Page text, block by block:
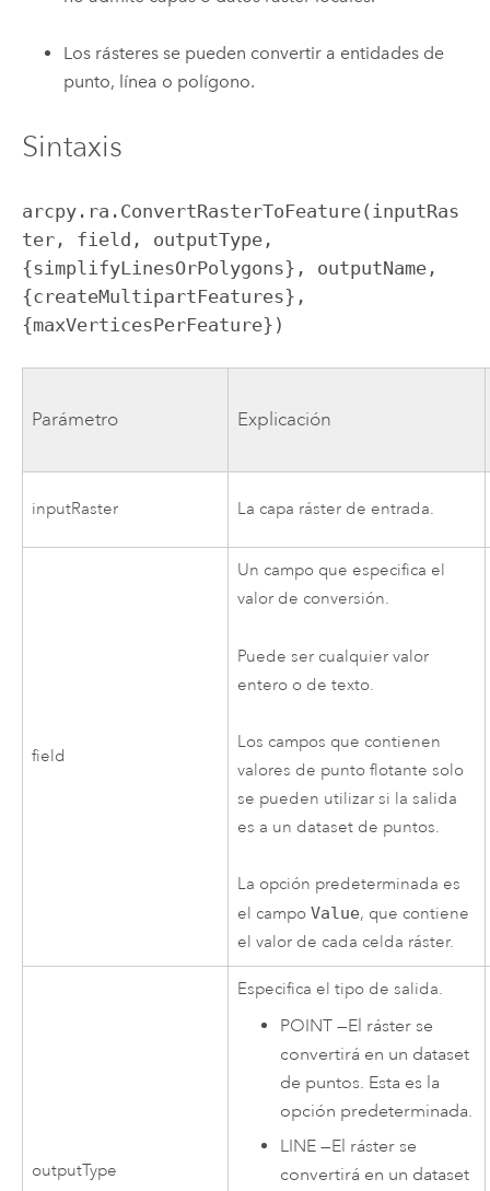
Los rásteres se pueden convertir a entidades de
punto, línea o polígono.
Sintaxis
arcpy.ra.ConvertRasterToFeature(inputRas
ter, field, outputType,
{simplifyLinesOrPolygons}, outputName,
{createMultipartFeatures},
{maxVerticesPerFeature})
Parámetro Explicación
inputRaster La capa ráster de entrada.
field
Un campo que especifica el
valor de conversión.
Puede ser cualquier valor
entero o de texto.
Los campos que contienen
valores de punto flotante solo
se pueden utilizar si la salida
es a un dataset de puntos.
La opción predeterminada es
el campoValue, que contiene
el valor de cada celda ráster.
outputType
Especifica el tipo de salida.
POINT —El ráster se
convertirá en un dataset
de puntos. Esta es la
opción predeterminada.
LINE —El ráster se
convertirá en un dataset